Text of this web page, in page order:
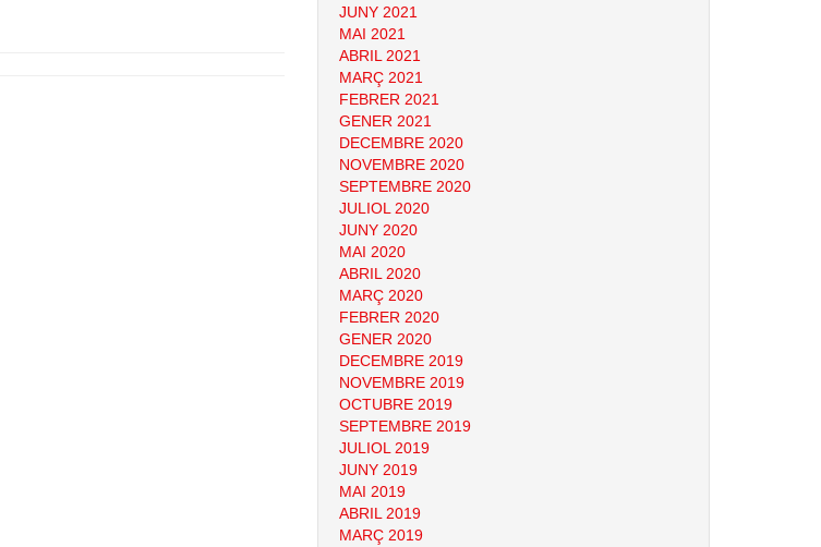
JUNY 2021
MAI 2021
ABRIL 2021
MARÇ 2021
FEBRER 2021
GENER 2021
DECEMBRE 2020
NOVEMBRE 2020
SEPTEMBRE 2020
JULIOL 2020
JUNY 2020
MAI 2020
ABRIL 2020
MARÇ 2020
FEBRER 2020
GENER 2020
DECEMBRE 2019
NOVEMBRE 2019
OCTUBRE 2019
SEPTEMBRE 2019
JULIOL 2019
JUNY 2019
MAI 2019
ABRIL 2019
MARÇ 2019